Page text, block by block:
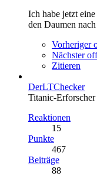
Ich habe jetzt eine
den Daumen
Vorheriger
Nächster
Zitieren
DerLTChecker
Titanic-Erforscher
Reaktionen
15
Punkte
467
Beiträge
88